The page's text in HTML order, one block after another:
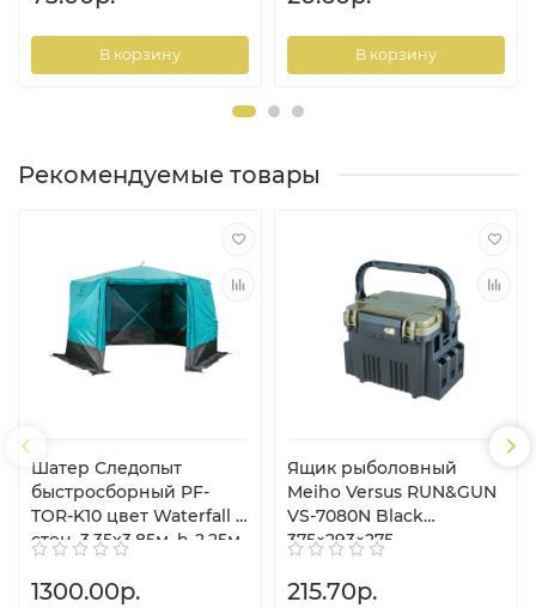
В корзину В корзину
Рекомендуемые товары
Шатер Следопыт
быстросборный PF-
TOR-K10 цвет Waterfall 6
стен, 3,35х3,85м, h-2,25м,
S по полу 9,3кв.м
1300.00р.
Ящик рыболовный
Meiho Versus RUN&GUN
VS-7080N Black
375×293×275
215.70р.